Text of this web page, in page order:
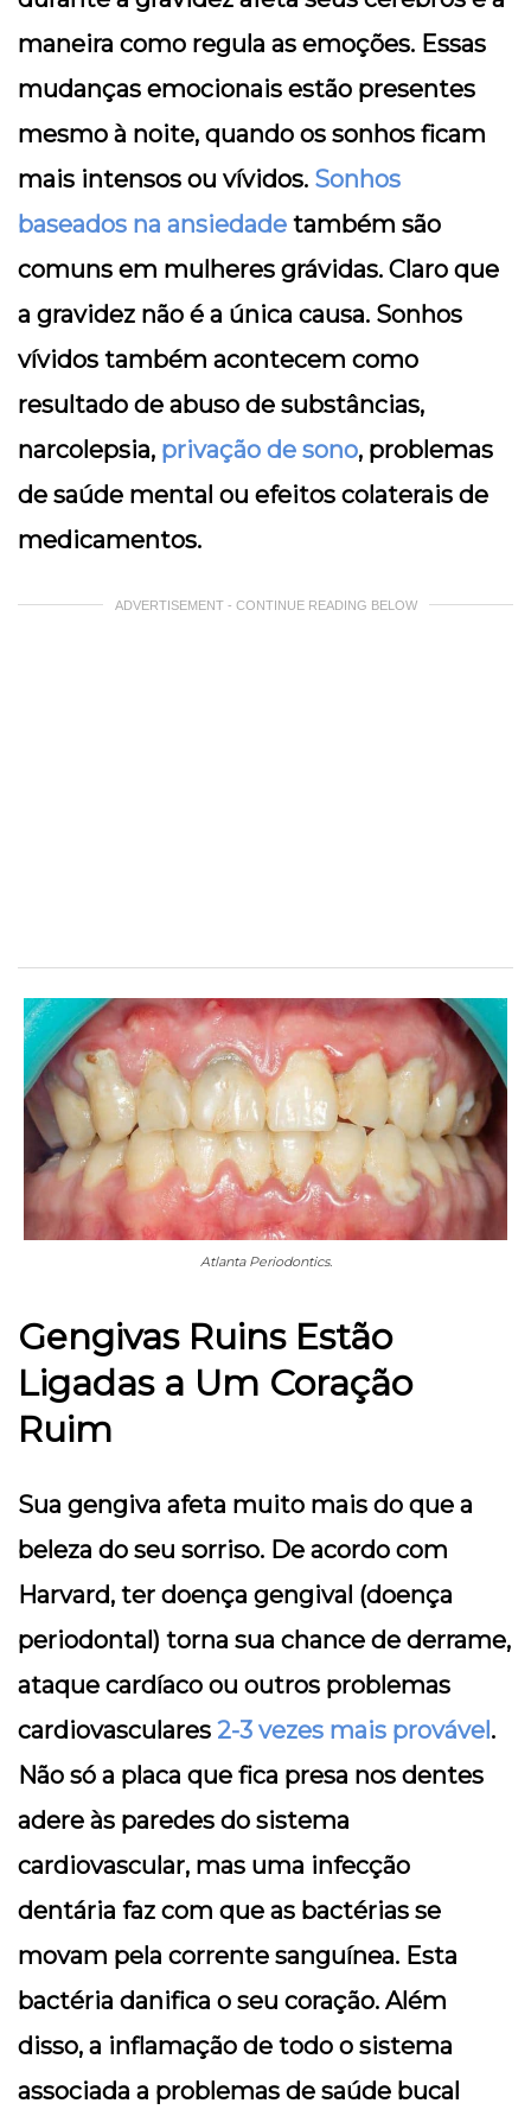
maneira como regula as emoções. Essas
mudanças emocionais estão presentes
mesmo à noite, quando os sonhos ficam
mais intensos ou vívidos. Sonhos
baseados na ansiedade também são
comuns em mulheres grávidas. Claro que
a gravidez não é a única causa. Sonhos
vívidos também acontecem como
resultado de abuso de substâncias,
narcolepsia, privação de sono, problemas
de saúde mental ou efeitos colaterais de
medicamentos.
ADVERTISEMENT - CONTINUE READING BELOW
Atlanta Periodontics.
Gengivas Ruins Estão
Ligadas a Um Coração
Ruim
Sua gengiva afeta muito mais do que a
beleza do seu sorriso. De acordo com
Harvard, ter doença gengival (doença
periodontal) torna sua chance de derrame,
ataque cardíaco ou outros problemas
cardiovasculares 2-3 vezes mais provável.
Não só a placa que fica presa nos dentes
adere às paredes do sistema
cardiovascular, mas uma infecção
dentária faz com que as bactérias se
movam pela corrente sanguínea. Esta
bactéria danifica o seu coração. Além
disso, a inflamação de todo o sistema
associada a problemas de saúde bucal